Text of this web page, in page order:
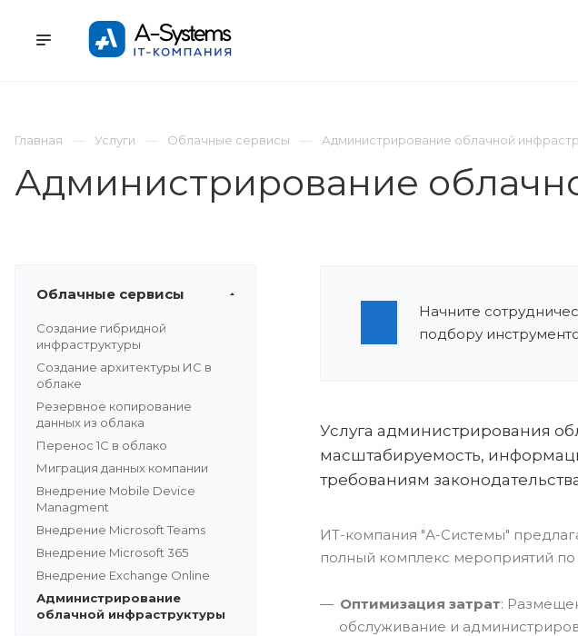
Главная
Услуги Облачные сервисы Администрирование облачной
Администрирование
Облачные сервисы
Создание гибридной
инфраструктуры
Создание архитектуры ИС в
облаке
Резервное копирование
данных из облака
Перенос 1С в облако
Миграция данных компании
Внедрение Mobile Device
Managment
Внедрение Microsoft Teams
Внедрение Microsoft 365
Внедрение Exchange Online
Администрирование
облачной инфраструктуры
Начните
подбору
Услуга администрирования
масштабируемость,
требованиям
ИТ-компания "А-Системы"
полный комплекс мероприятий
Оптимизация затрат:
обслуживание и